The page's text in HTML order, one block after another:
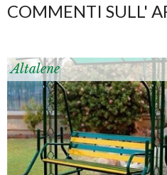
COMMENTI SULL'
Altalene